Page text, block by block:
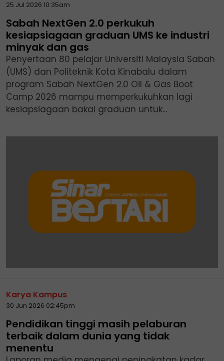
25 Jul 2026 10:35am
Sabah NextGen 2.0 perkukuh
kesiapsiagaan graduan UMS ke industri
minyak dan gas
Penyertaan 80 pelajar Universiti Malaysia Sabah
(UMS) dan Politeknik Kota Kinabalu dalam
program Sabah NextGen 2.0 Oil & Gas Boot
Camp 2026 mampu memperkukuhkan lagi
kesiapsiagaan bakal graduan untuk...
Karya Kampus
30 Jun 2026 02:45pm
Pendidikan tinggi masih pelaburan
terbaik dalam dunia yang tidak
menentu